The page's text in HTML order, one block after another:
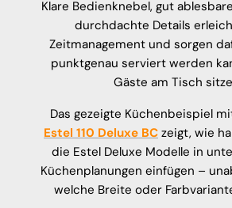
Klare Bedienknebel, gut
durchdachte Details
Zeitmanagement und sorgen
punktgenau serviert werden
Gäste am Tisch
Das gezeigte Küchenbeispiel
Estel 110 Deluxe BCzeigt, wie
die Estel Deluxe Modelle in
Küchenplanungen einfügen –
welche Breite oder